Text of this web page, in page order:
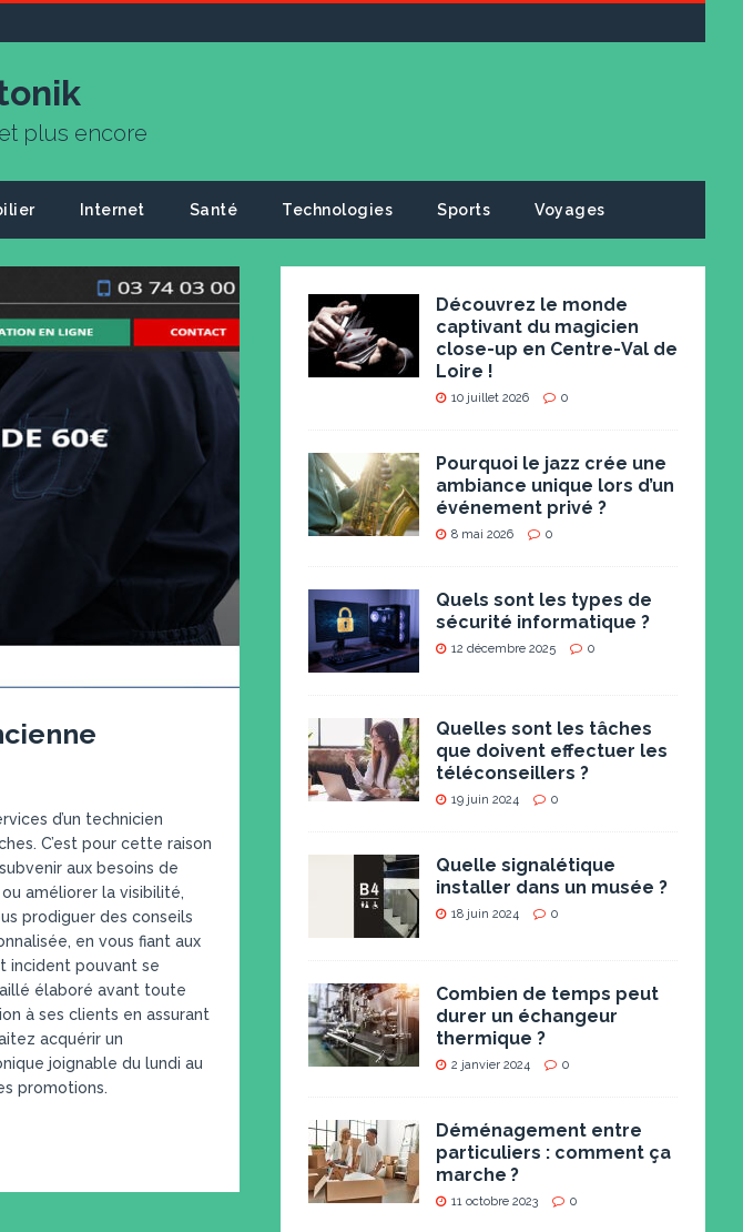
plus encore
Internet Santé Technologies Sports Voyages
d’un technicien
C’est pour cette raison
aux besoins de
améliorer la visibilité,
prodiguer des conseils
en vous fiant aux
incident pouvant se
élaboré avant toute
à ses clients en assurant
acquérir un
joignable du lundi au
promotions.
Découvrez le monde
captivant du magicien
close-up en Centre-Val de
Loire !
10 juillet 2026 0
Pourquoi le jazz crée une
ambiance unique lors d’un
événement privé ?
8 mai 2026 0
Quels sont les types de
sécurité informatique ?
12 décembre 2025 0
Quelles sont les tâches
que doivent effectuer les
téléconseillers ?
19 juin 2024 0
Quelle signalétique
installer dans un musée ?
18 juin 2024 0
Combien de temps peut
durer un échangeur
thermique ?
2 janvier 2024 0
Déménagement entre
particuliers : comment ça
marche ?
11 octobre 2023 0